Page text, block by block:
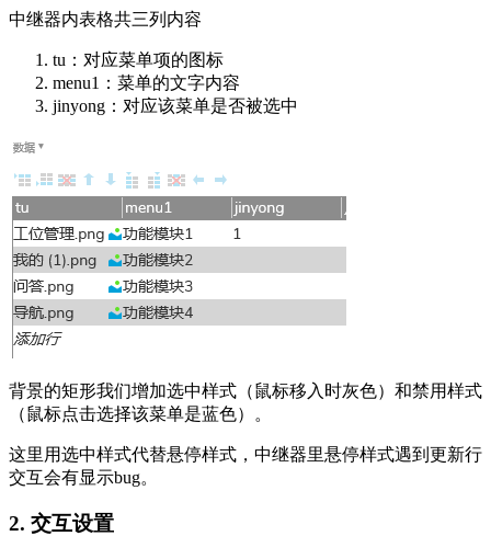
中继器内表格共三列内容
tu：对应菜单项的图标
menu1：菜单的文字内容
jinyong：对应该菜单是否被选中
背景的矩形我们增加选中样式（鼠标移入时灰色）和禁用样式
（鼠标点击选择该菜单是蓝色）。
这里用选中样式代替悬停样式，中继器里悬停样式遇到更新行
交互会有显示bug。
2. 交互设置